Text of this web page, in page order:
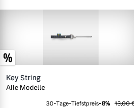
Key String
Alle Modelle
30-Tage-Tiefstpreis-8%
13,00